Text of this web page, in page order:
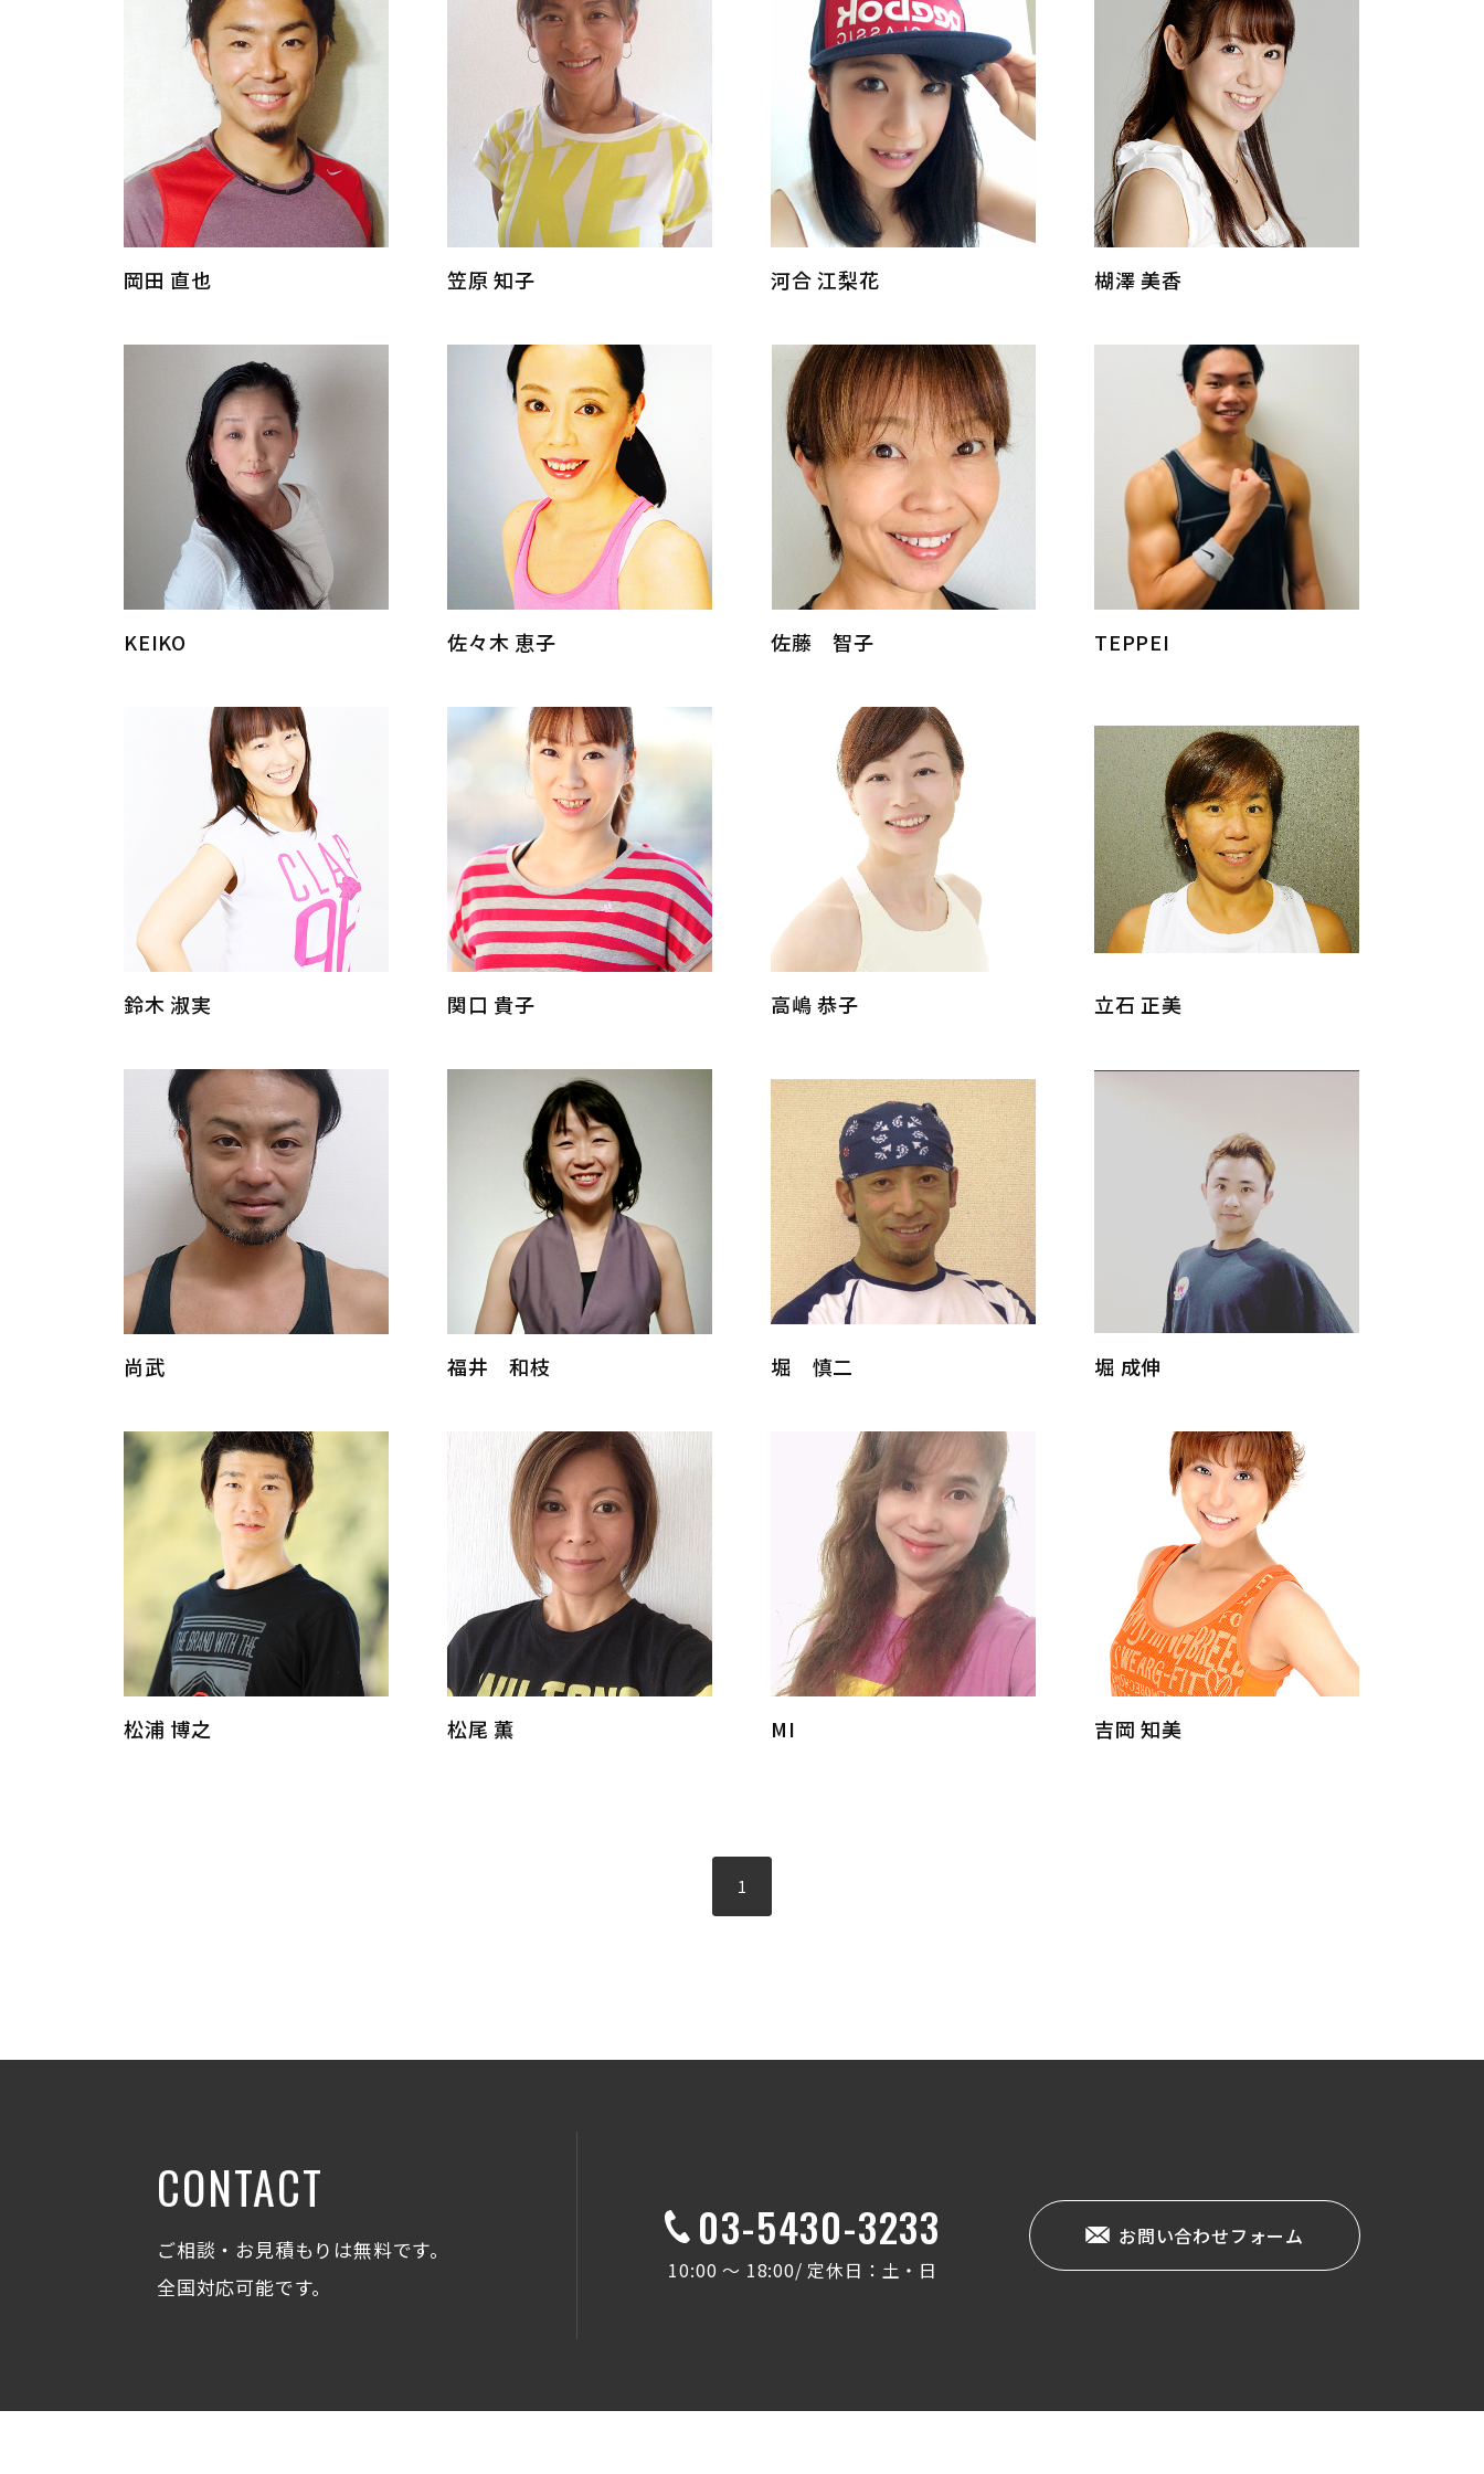
岡田 直也 笠原 知子 河合 江梨花 楜澤 美香
KEIKO 佐々木 恵子 佐藤 智子 TEPPEI
鈴木 淑実 関口 貴子 高嶋 恭子 立石 正美
尚武 福井 和枝 堀 慎二 堀 成伸
松浦 博之 松尾 薫 MI 吉岡 知美
1
CONTACT
ご相談・お見積もりは無料です。
全国対応可能です。
03-5430-3233
10:00 ～ 18:00/ 定休日：土・日
お問い合わせフォーム